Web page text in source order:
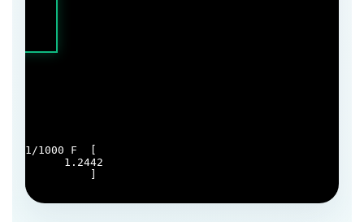
1/1000
F
1.2442